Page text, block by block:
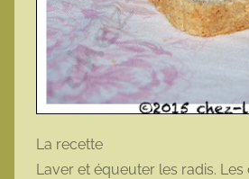
La recette
Laver et équeuter les radis.